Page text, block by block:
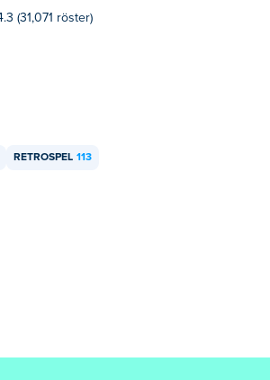
(31,071 röster)
RETROSPEL 113